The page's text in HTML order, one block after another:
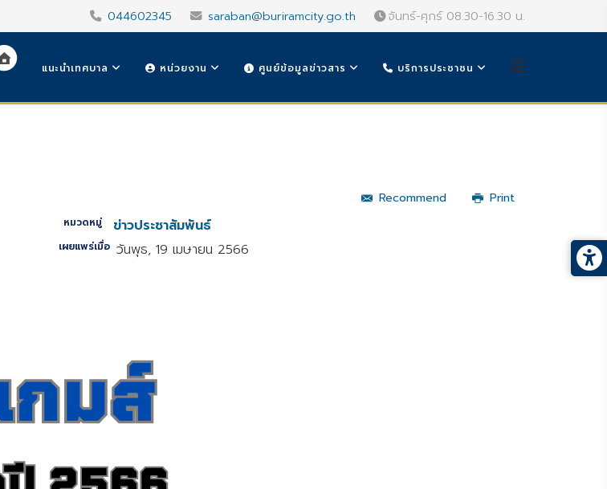
044602345 saraban@buriramcity.go.th จันทร์-ศุกร์ 08.30-16.30 น.
แนะนำเทศบาล หน่วยงาน ศูนย์ข้อมูลข่าวสาร บริการประชาชน
Recommend Print
หมวดหมู่ ข่าวประชาสัมพันธ์
เผยแพร่เมื่อ วันพุธ, 19 เมษายน 2566